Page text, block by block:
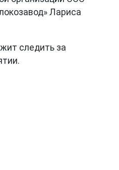
Лариса
следить за